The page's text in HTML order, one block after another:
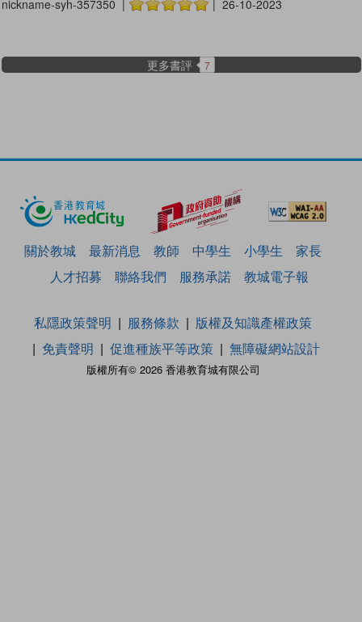
nickname-syh-357350 | | 26-10-2023
更多書評 7
關於教城 最新消息 教師 中學生 小學生
家長
人才招募
聯絡我們 服務承諾 教城電子報
版權所有© 2026 香港教育城有限公司
私隱政策聲明 服務條款
版權及知識產權政策
免責聲明
促進種族平等政策 無障礙網站設計